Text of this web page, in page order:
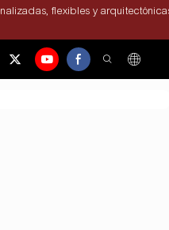
flexibles y
CONTÁCTENOS